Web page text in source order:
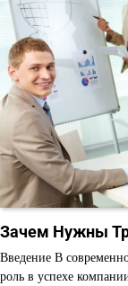
Зачем Нужны
Введение В
роль в успехе